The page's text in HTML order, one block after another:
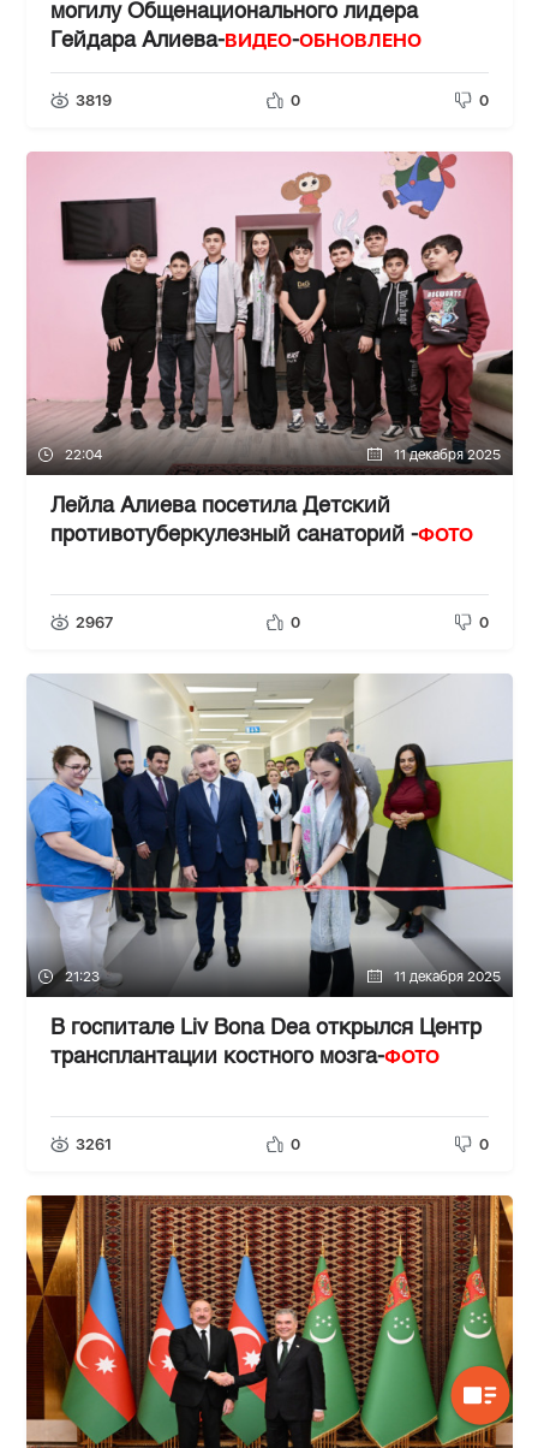
могилу Общенационального лидера
Гейдара Алиева-ВИДЕО-ОБНОВЛЕНО
3819 0 0
22:04 11 декабря 2025
Лейла Алиева посетила Детский
противотуберкулезный санаторий -ФОТО
2967 0 0
21:23 11 декабря 2025
В госпитале Liv Bona Dea открылся Центр
трансплантации костного мозга-ФОТО
3261 0 0